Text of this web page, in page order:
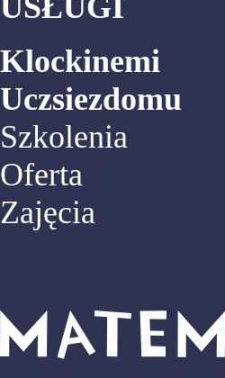
USŁUGI
Klockinemi
Uczsiezdomu
Szkolenia
Oferta
Zajęcia